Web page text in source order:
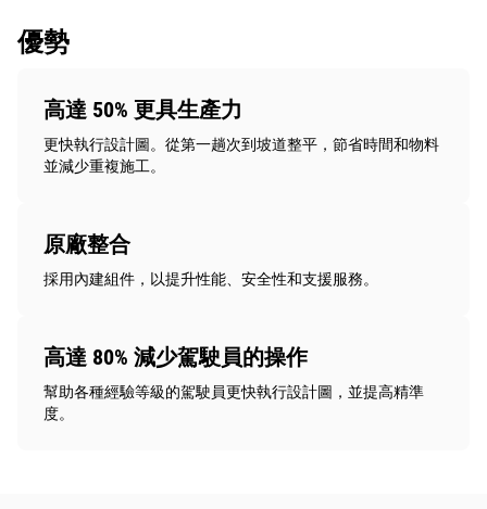
優勢
高達 50% 更具生產力
更快執行設計圖。從第一趟次到坡道整平，節省時間和物料
並減少重複施工。
原廠整合
採用內建組件，以提升性能、安全性和支援服務。
高達 80% 減少駕駛員的操作
幫助各種經驗等級的駕駛員更快執行設計圖，並提高精準
度。